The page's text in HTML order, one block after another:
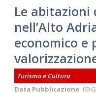
Le abitazioni
nell’Alto
economico e
Turismo e Cultura
Data Pubblicazione 09